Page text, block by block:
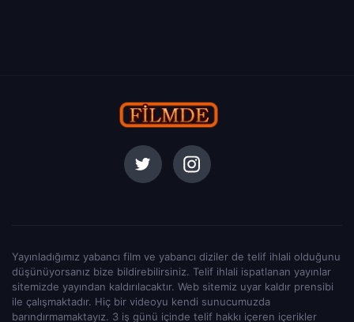
Yayınladığımız yabancı film ve yabancı diziler de telif ihlali olduğunu
düşünüyorsanız bize bildirebilirsiniz. Telif ihlali ispatlanan yayınlar
sitemizde yayından kaldırılacaktır. Web sitemiz uyar kaldır prensibi
ile çalışmaktadır. Hiç bir videoyu kendi sunucumuzda
barındırmamaktayız. 3 iş günü içinde telif hakkı içeren içerikler